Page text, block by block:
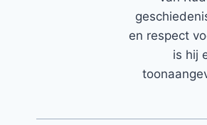
en respect
is hij